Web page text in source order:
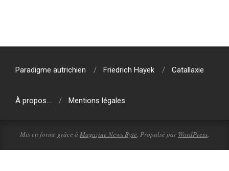
06-
Paradigme autrichien
Friedrich Hayek Catallaxie
À propos… Mentions légales
Mis en forme grâce à Magazine News Byte. Propulsé par WordPress.